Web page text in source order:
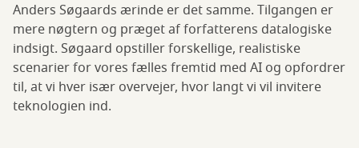
Anders Søgaards ærinde er det samme. Tilgangen er
mere nøgtern og præget af forfatterens datalogiske
indsigt. Søgaard opstiller forskellige, realistiske
scenarier for vores fælles fremtid med AI og opfordrer
til, at vi hver især overvejer, hvor langt vi vil invitere
teknologien ind.